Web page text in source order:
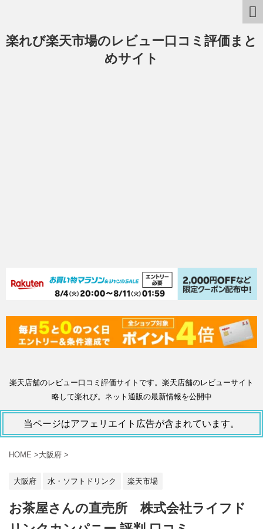
楽れび楽天市場のレビュー口コミ評価まと
めサイト
楽天店舗のレビュー口コミ評価サイトです。楽天店舗のレビューサイト
略して楽れび。ネット通販の最新情報を公開中
当ページはアフェリエイト広告が含まれています。
HOME >大阪府 >
大阪府 水・ソフトドリンク 楽天市場
お茶屋さんの直売所 株式会社ライフド